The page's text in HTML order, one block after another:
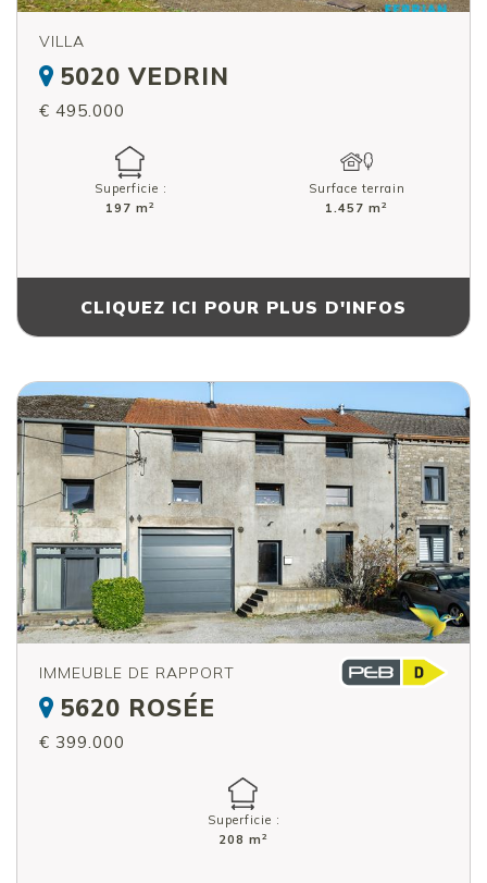
VILLA
5020 VEDRIN
€ 495.000
Superficie :
197 m 2
Surface terrain
1.457 m 2
CLIQUEZ ICI POUR PLUS D'INFOS
IMMEUBLE DE RAPPORT
5620 ROSÉE
€ 399.000
Superficie :
208 m 2